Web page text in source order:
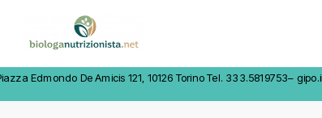
Edmondo De Amicis 121, 10126 Torino Tel. 333.5819753–